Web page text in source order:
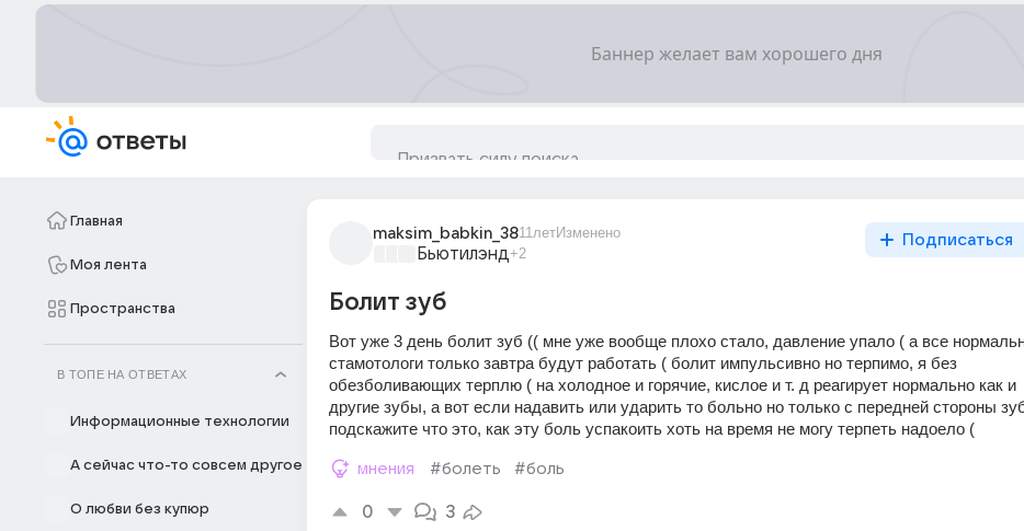
Главная
Моя лента
Пространства
В ТОПЕ НА ОТВЕТАХ
Информационные технологии
А сейчас что-то совсем другое
О любви без купюр
maksim_babkin_3811летИзменено
Бьютилэнд+2
Подписаться
Болит зуб
Вот уже 3 день болит зуб (( мне уже вообще плохо стало, давление упало ( а все
стамотологи только завтра будут работать ( болит импульсивно но терпимо, я без
обезболивающих терплю ( на холодное и горячие, кислое и т. д реагирует нормально как и
другие зубы, а вот если надавить или ударить то больно но только с передней стороны
подскажите что это, как эту боль успакоить хоть на время не могу терпеть надоело (
мнения #болеть #боль
0 3